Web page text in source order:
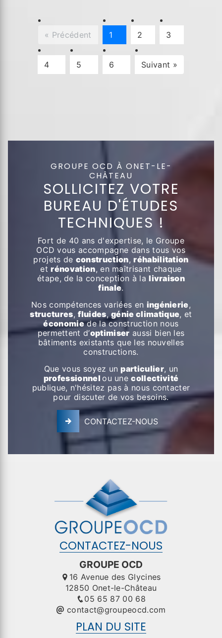
« Précédent 1 2 3
4 5 6 Suivant »
GROUPE OCD À ONET-LE-
CHÂTEAU
SOLLICITEZ VOTRE
BUREAU D'ÉTUDES
TECHNIQUES !
Fort de 40 ans d'expertise, le Groupe
OCD vous accompagne dans tous vos
projets de construction,réhabilitation
etrénovation, en maîtrisant chaque
étape, de la conception à lalivraison
finale.
Nos compétences variées en ingénierie,
structures,fluides,génie climatique, et
économiede la construction nous
permettent d’optimiser aussi bien les
bâtiments existants que les nouvelles
constructions.
Que vous soyez unparticulier, un
professionnel ou unecollectivité
publique, n'hésitez pas à nous contacter
pour discuter de vos besoins.
CONTACTEZ-NOUS
CONTACTEZ-NOUS
GROUPE OCD
16 Avenue des Glycines
12850 Onet-le-Château
05 65 87 00 68
contact@groupeocd.com
PLAN DU SITE